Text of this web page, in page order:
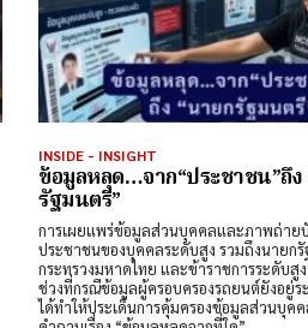
INSIDE - INSIGHT
ข้อมูลหลุด…จาก“ประชาชน”ถึง
รัฐมนตรี”
การเผยแพร่ข้อมูลส่วนบุคคลและภาพถ่าย
ประชาชนของบุคคลระดับสูง รวมถึงนายก
กระทรวงมหาดไทย และข้าราชการระดับสู
ช่วงที่กรณีข้อมูลผู้ครอบครองรถยนต์ยังอยู่ร
ได้ทำให้ประเด็นการคุ้มครองข้อมูลส่วนบุค